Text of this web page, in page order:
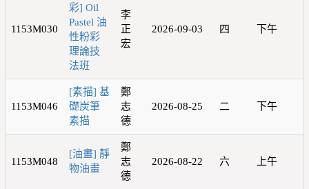
1153M030
彩] Oil
Pastel 油
性粉彩
理論技
法班
李
正
宏
2026-09-03 四 下午
1153M046
[素描] 基
礎炭筆
素描
鄭
志
德
2026-08-25 二 下午
1153M048
[油畫] 靜
物油畫
鄭
志
德
2026-08-22 六 上午